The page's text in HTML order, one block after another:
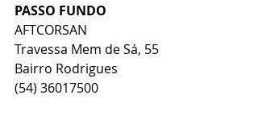
PASSO FUNDO
AFTCORSAN
Travessa Mem de Sá, 55
Bairro Rodrigues
(54) 36017500